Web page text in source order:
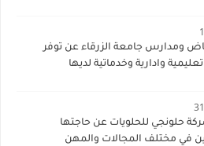
ومدارس جامعة الزرقاء عن توفر
وادارية وخدماتية لديها
حلونجي للحلويات عن حاجتها
في مختلف المجالات والمهن